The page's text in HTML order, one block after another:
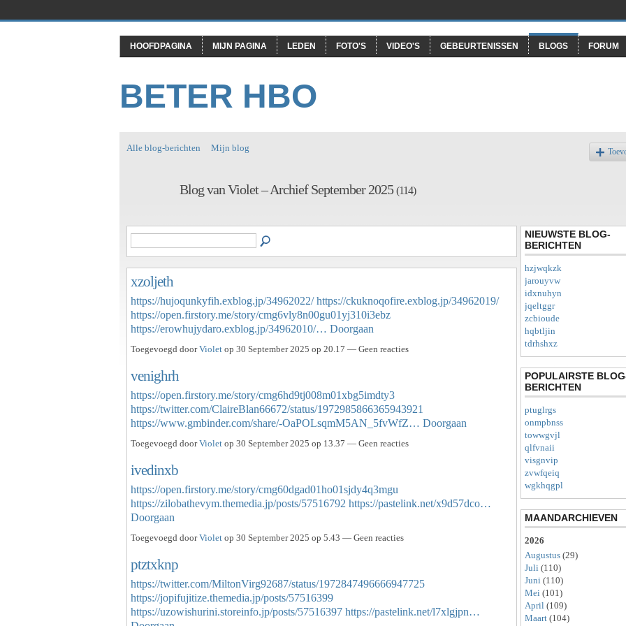
HOOFDPAGINA MIJN PAGINA LEDEN FOTO'S VIDEO'S GEBEURTENISSEN BLOGS FORUM
BETER HBO
Alle blog-berichten Mijn blog
Blog van Violet – Archief September 2025(114)
xzoljeth
https://hujoqunkyfih.exblog.jp/34962022/ https://ckuknoqofire.exblog.jp/34962019/
https://open.firstory.me/story/cmg6vly8n00gu01yj310i3ebz
https://erowhujydaro.exblog.jp/34962010/… Doorgaan
Toegevoegd doorViolet op 30 September 2025 op 20.17 — Geen reacties
venighrh
https://open.firstory.me/story/cmg6hd9tj008m01xbg5imdty3
https://twitter.com/ClaireBlan66672/status/1972985866365943921
https://www.gmbinder.com/share/-OaPOLsqmM5AN_5fvWfZ… Doorgaan
Toegevoegd doorViolet op 30 September 2025 op 13.37 — Geen reacties
ivedinxb
https://open.firstory.me/story/cmg60dgad01ho01sjdy4q3mgu
https://zilobathevym.themedia.jp/posts/57516792 https://pastelink.net/x9d57dco…
Doorgaan
Toegevoegd doorViolet op 30 September 2025 op 5.43 — Geen reacties
ptztxknp
https://twitter.com/MiltonVirg92687/status/1972847496666947725
https://jopifujitize.themedia.jp/posts/57516399
https://uzowishurini.storeinfo.jp/posts/57516397 https://pastelink.net/l7xlgjpn…
NIEUWSTE BLOG-
BERICHTEN
hzjwqkzk
jarouyvw
idxnuhyn
jqeltggr
zcbioude
hqbtljin
tdrhshxz
POPULAIRSTE
BERICHTEN
ptuglrgs
onmpbnss
towwgvjl
qlfvnaii
visgnvip
zvwfqeiq
wgkhqgpl
MAANDARCHIEVEN
2026
Augustus (29)
Juli (110)
Juni (110)
Mei (101)
April (109)
Maart (104)